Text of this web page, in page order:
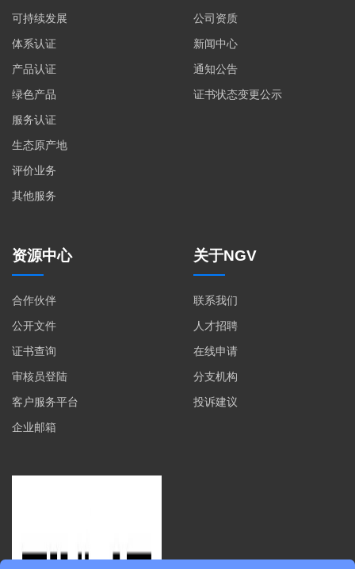
可持续发展
体系认证
产品认证
绿色产品
服务认证
生态原产地
评价业务
其他服务
公司资质
新闻中心
通知公告
证书状态变更公示
资源中心
合作伙伴
公开文件
证书查询
审核员登陆
客户服务平台
企业邮箱
关于NGV
联系我们
人才招聘
在线申请
分支机构
投诉建议